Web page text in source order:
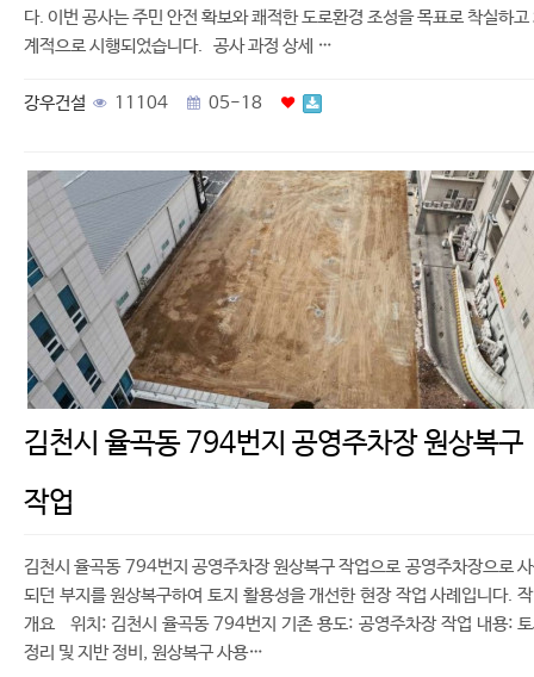
다. 이번 공사는 주민 안전 확보와 쾌적한 도로환경 조성을 목표로 착실하고
계적으로 시행되었습니다. 공사 과정 상세 …
강우건설 11104 05-18
김천시 율곡동 794번지 공영주차장 원상복구
작업
김천시 율곡동 794번지 공영주차장 원상복구 작업으로 공영주차장으로
되던 부지를 원상복구하여 토지 활용성을 개선한 현장 작업 사례입니다.
개요 위치: 김천시 율곡동 794번지 기존 용도: 공영주차장 작업 내용:
정리 및 지반 정비, 원상복구 사용…